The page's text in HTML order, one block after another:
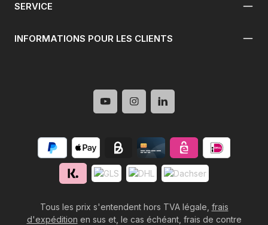
SERVICE
INFORMATIONS POUR LES CLIENTS
Tous les prix s'entendent hors TVA légale, frais
d'expédition en sus et, le cas échéant, frais de contre